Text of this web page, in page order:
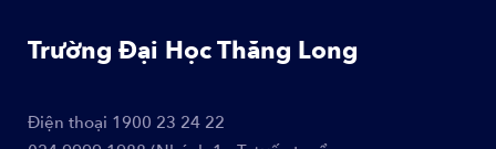
Trường Đại Học Thăng Long
Điện thoại 1900 23 24 22